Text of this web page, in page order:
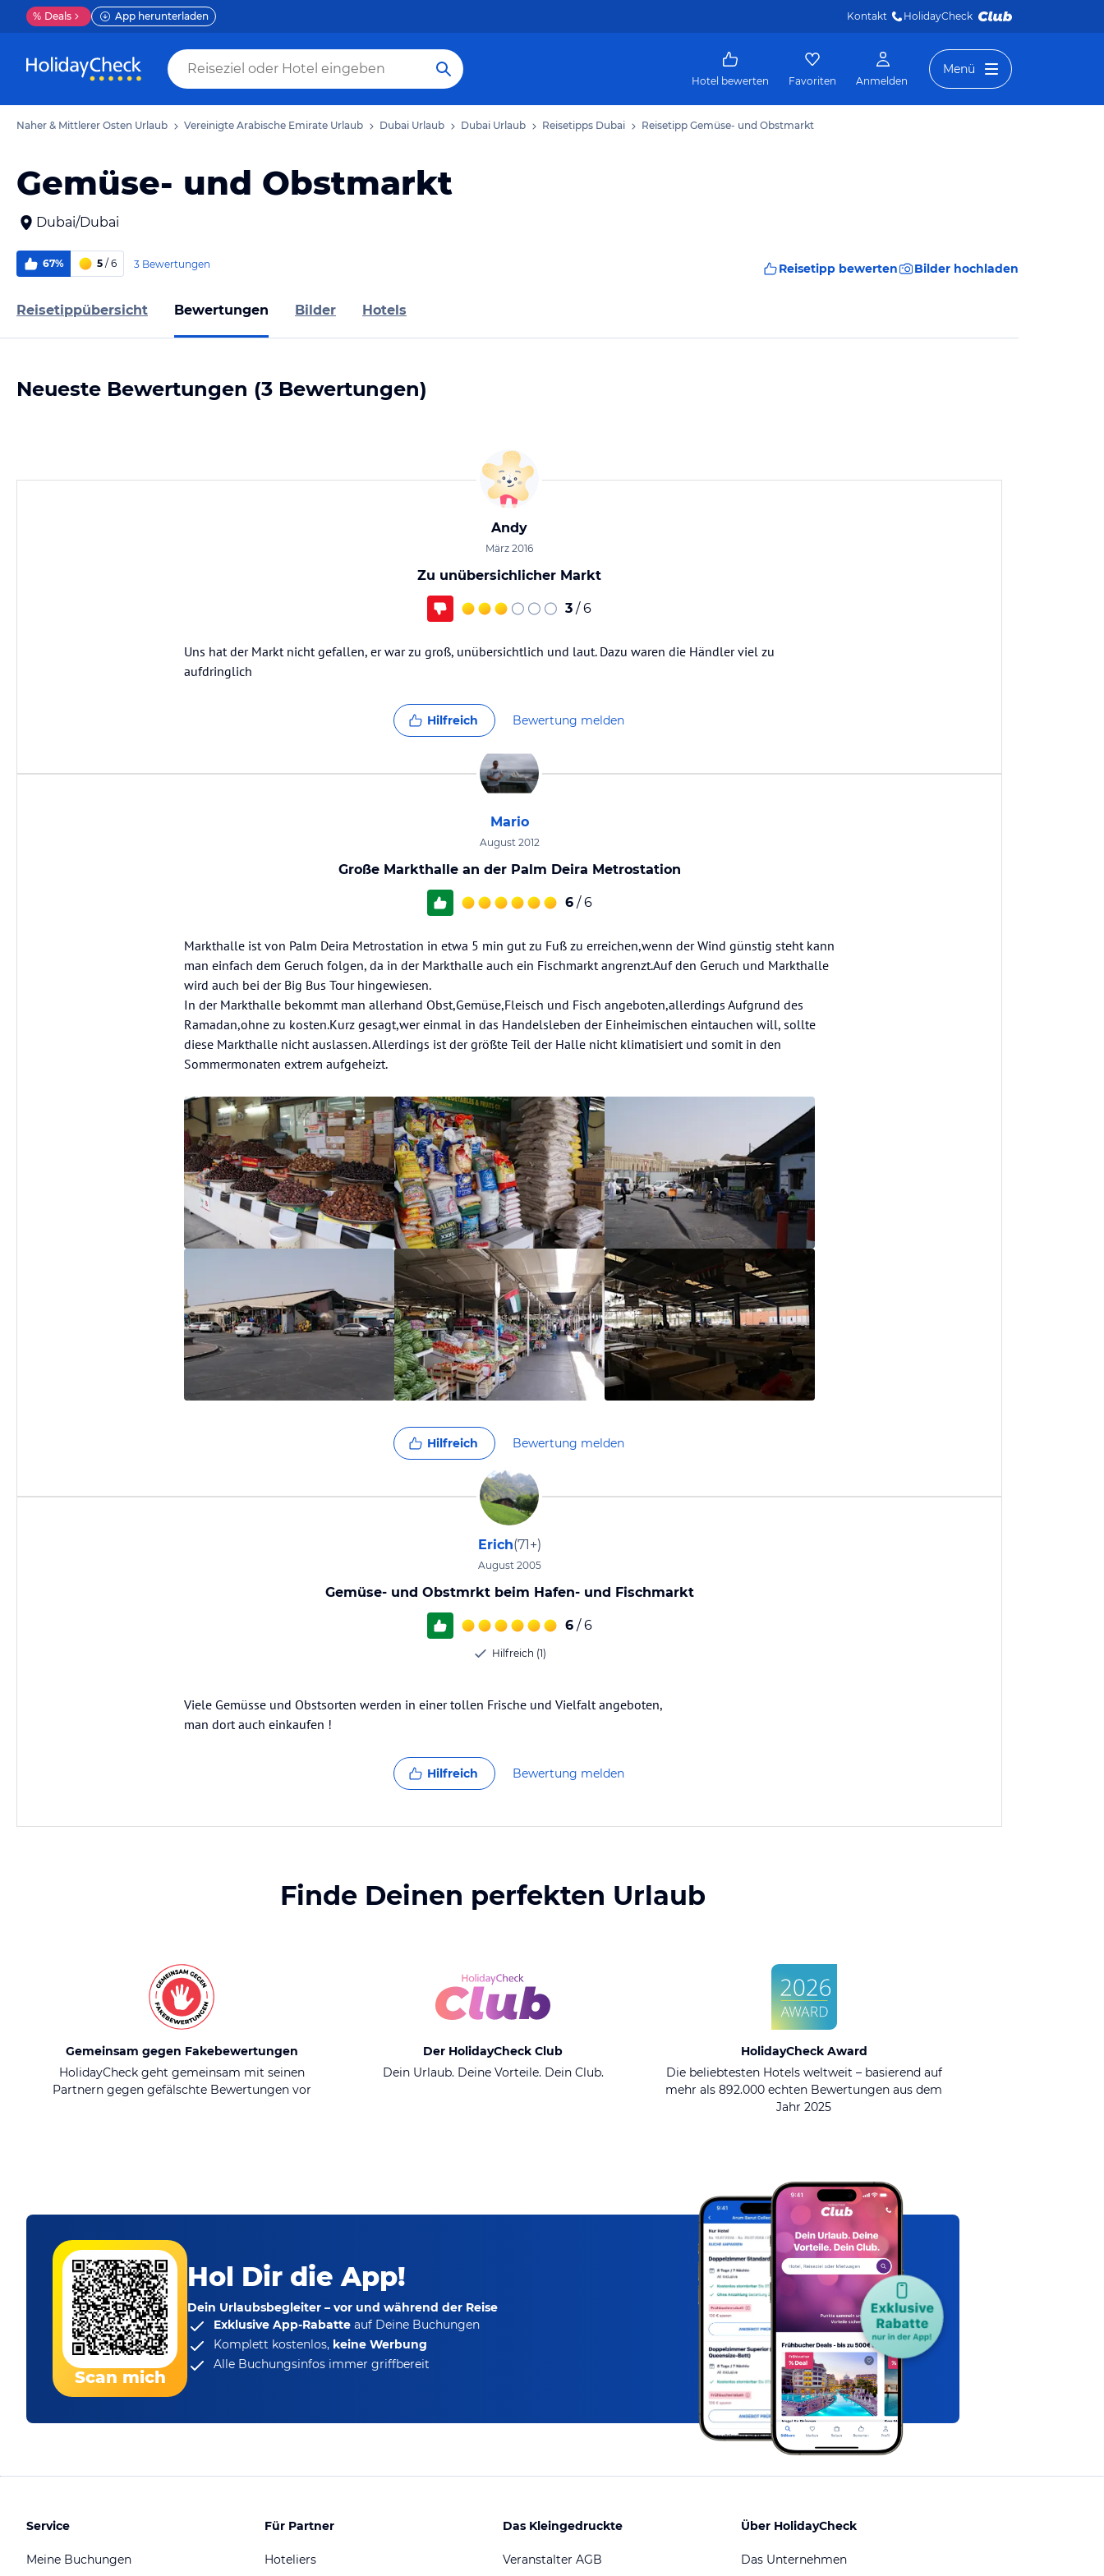
% Deals App herunterladen Kontakt HolidayCheck
Hotel bewerten Favoriten Anmelden
Menü
Naher & Mittlerer Osten Urlaub Vereinigte Arabische Emirate Urlaub Dubai Urlaub Dubai Urlaub Reisetipps Dubai Reisetipp Gemüse- und Obstmarkt
Gemüse- und Obstmarkt
Dubai/Dubai
67% 5 / 6 3 Bewertungen Reisetipp bewerten Bilder hochladen
Reisetippübersicht Bewertungen Bilder Hotels
Neueste Bewertungen (3 Bewertungen)
Andy
März 2016
Zu unübersichlicher Markt
3 / 6
Uns hat der Markt nicht gefallen, er war zu groß, unübersichtlich und laut. Dazu waren die Händler viel zu
aufdringlich
Hilfreich Bewertung melden
Mario
August 2012
Große Markthalle an der Palm Deira Metrostation
6 / 6
Markthalle ist von Palm Deira Metrostation in etwa 5 min gut zu Fuß zu erreichen,wenn der Wind günstig steht kann
man einfach dem Geruch folgen, da in der Markthalle auch ein Fischmarkt angrenzt.Auf den Geruch und Markthalle
wird auch bei der Big Bus Tour hingewiesen.
In der Markthalle bekommt man allerhand Obst,Gemüse,Fleisch und Fisch angeboten,allerdings Aufgrund des
Ramadan,ohne zu kosten.Kurz gesagt,wer einmal in das Handelsleben der Einheimischen eintauchen will, sollte
diese Markthalle nicht auslassen. Allerdings ist der größte Teil der Halle nicht klimatisiert und somit in den
Sommermonaten extrem aufgeheizt.
Hilfreich Bewertung melden
Erich(71+)
August 2005
Gemüse- und Obstmrkt beim Hafen- und Fischmarkt
6 / 6
Hilfreich (1)
Viele Gemüsse und Obstsorten werden in einer tollen Frische und Vielfalt angeboten,
man dort auch einkaufen !
Hilfreich Bewertung melden
Finde Deinen perfekten Urlaub
Gemeinsam gegen Fakebewertungen
HolidayCheck geht gemeinsam mit seinen
Partnern gegen gefälschte Bewertungen vor
Der HolidayCheck Club
Dein Urlaub. Deine Vorteile. Dein Club.
HolidayCheck Award
Die beliebtesten Hotels weltweit – basierend auf
mehr als 892.000 echten Bewertungen aus dem
Jahr 2025
Scan mich
Hol Dir die App!
Dein Urlaubsbegleiter – vor und während der Reise
Exklusive App-Rabatte auf Deine Buchungen
Komplett kostenlos, keine Werbung
Alle Buchungsinfos immer griffbereit
Service
Meine Buchungen
Für Partner
Hoteliers
Das Kleingedruckte
Veranstalter AGB
Über HolidayCheck
Das Unternehmen